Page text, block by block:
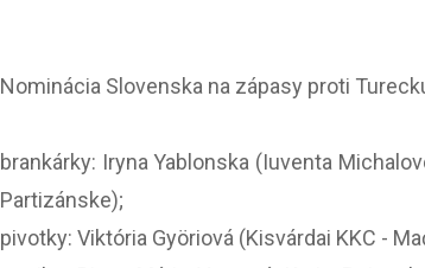
Nominácia Slovenska na zápasy proti
brankárky: Iryna Yablonska (Iuventa
Partizánske);
pivotky: Viktória Györiová (Kisvárdai KKC -